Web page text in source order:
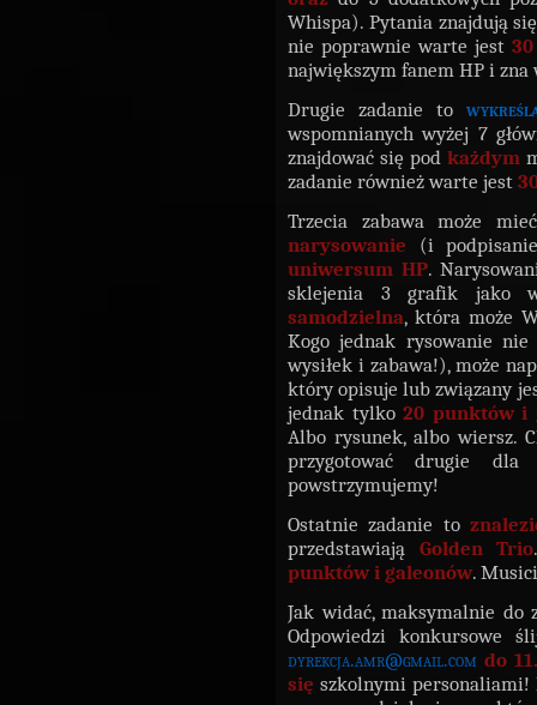
Whispa). Pytania znajdują
nie poprawnie warte jest
największym fanem HP i
Drugie zadanie to
wspomnianych wyżej 7
znajdować się podkażdym
zadanie również warte jest
Trzecia zabawa może
narysowanie (i
uniwersum HP.
sklejenia 3 grafik jako
samodzielna, która może
Kogo jednak rysowanie
wysiłek i zabawa!), może
który opisuje lub związany
jednak tylko 20 punktów i
Albo rysunek, albo wiersz.
przygotować drugie dla
powstrzymujemy!
Ostatnie zadanie to
przedstawiają Golden Trio
punktów i galeonów.
Jak widać, maksymalnie do
Odpowiedzi konkursowe
dyrekcja.amr@gmail.com do
się szkolnymi personaliami!